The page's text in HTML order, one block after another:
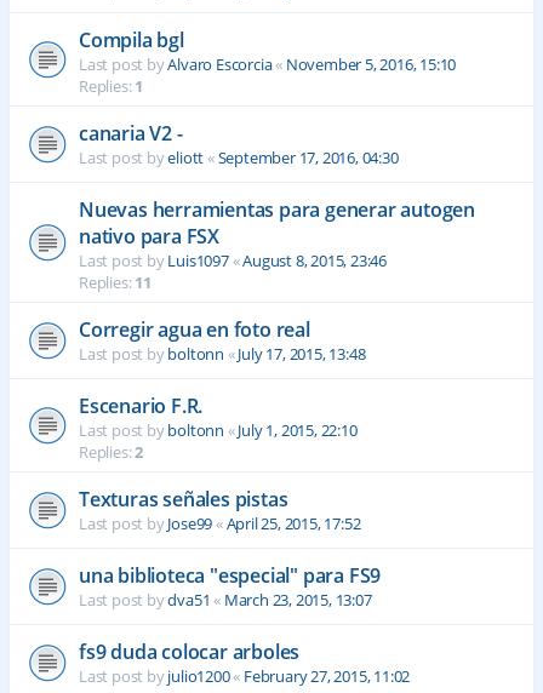
Compila bgl
Last post byAlvaro Escorcia« November 5, 2016, 15:10
Replies:1
canaria V2 -
Last post byeliott«September 17, 2016, 04:30
Nuevas herramientas para generar autogen
nativo para FSX
Last post byLuis1097«August 8, 2015, 23:46
Replies:11
Corregir agua en foto real
Last post byboltonn «July 17, 2015, 13:48
Escenario F.R.
Last post byboltonn «July 1, 2015, 22:10
Replies:2
Texturas señales pistas
Last post byJose99«April 25, 2015, 17:52
una biblioteca "especial" para FS9
Last post bydva51 « March 23, 2015, 13:07
fs9 duda colocar arboles
Last post byjulio1200« February 27, 2015, 11:02